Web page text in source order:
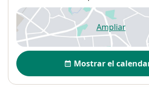
Ampliar
se abre
Disponibilidad
Mostrar el